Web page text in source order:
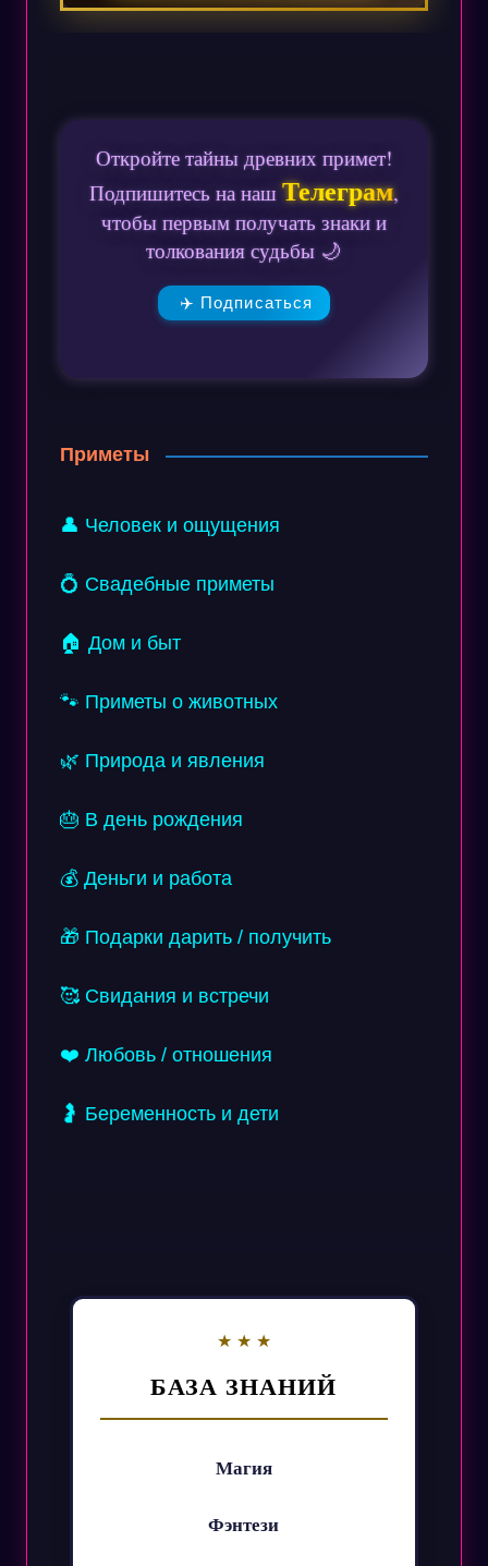
Откройте тайны древних примет!
Подпишитесь на нашТелеграм,
чтобы первым получать знаки и
толкования судьбы 🌙
✈️ Подписаться
Приметы
👤 Человек и ощущения
💍 Свадебные приметы
🏠 Дом и быт
🐾 Приметы о животных
🌿 Природа и явления
🎂 В день рождения
💰 Деньги и работа
🎁 Подарки дарить / получить
🥰 Свидания и встречи
❤️ Любовь / отношения
🤰 Беременность и дети
БАЗА ЗНАНИЙ
Магия
Фэнтези